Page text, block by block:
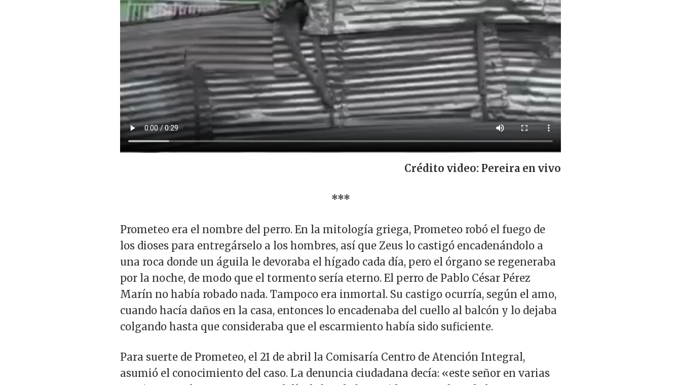
Crédito video: Pereira en vivo
***
Prometeo era el nombre del perro. En la mitología griega, Prometeo robó el fuego de
los dioses para entregárselo a los hombres, así que Zeus lo castigó encadenándolo a
una roca donde un águila le devoraba el hígado cada día, pero el órgano se regeneraba
por la noche, de modo que el tormento sería eterno. El perro de Pablo César Pérez
Marín no había robado nada. Tampoco era inmortal. Su castigo ocurría, según el amo,
cuando hacía daños en la casa, entonces lo encadenaba del cuello al balcón y lo dejaba
colgando hasta que consideraba que el escarmiento había sido suficiente.
Para suerte de Prometeo, el 21 de abril la Comisaría Centro de Atención Integral,
asumió el conocimiento del caso. La denuncia ciudadana decía: «este señor en varias